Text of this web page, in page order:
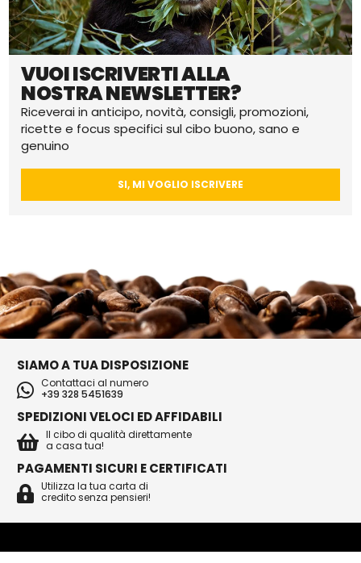
VUOI ISCRIVERTI ALLA
NOSTRA NEWSLETTER?
Riceverai in anticipo, novità, consigli, promozioni,
ricette e focus specifici sul cibo buono, sano e
genuino
SI, MI VOGLIO ISCRIVERE
SIAMO A TUA DISPOSIZIONE
Contattaci al numero
+39 328 5451639
SPEDIZIONI VELOCI ED AFFIDABILI
Il cibo di qualità direttamente
a casa tua!
PAGAMENTI SICURI E CERTIFICATI
Utilizza la tua carta di
credito senza pensieri!